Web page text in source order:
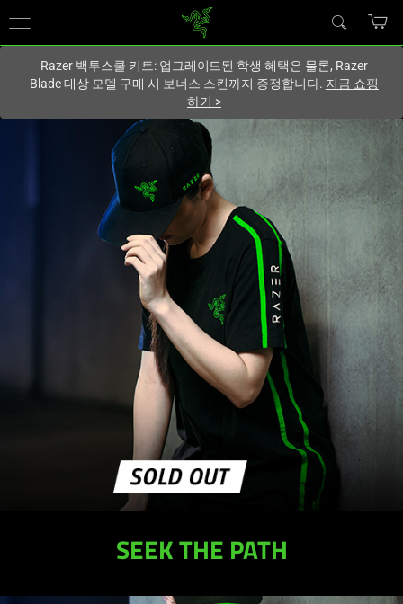
사이트에 있습니다.
Razer 백투스쿨 키트: 업그레이드된 학생 혜택은 물론, Razer
Blade 대상 모델 구매 시 보너스 스킨까지 증정합니다. 지금 쇼핑
하기 >
SEEK THE PATH